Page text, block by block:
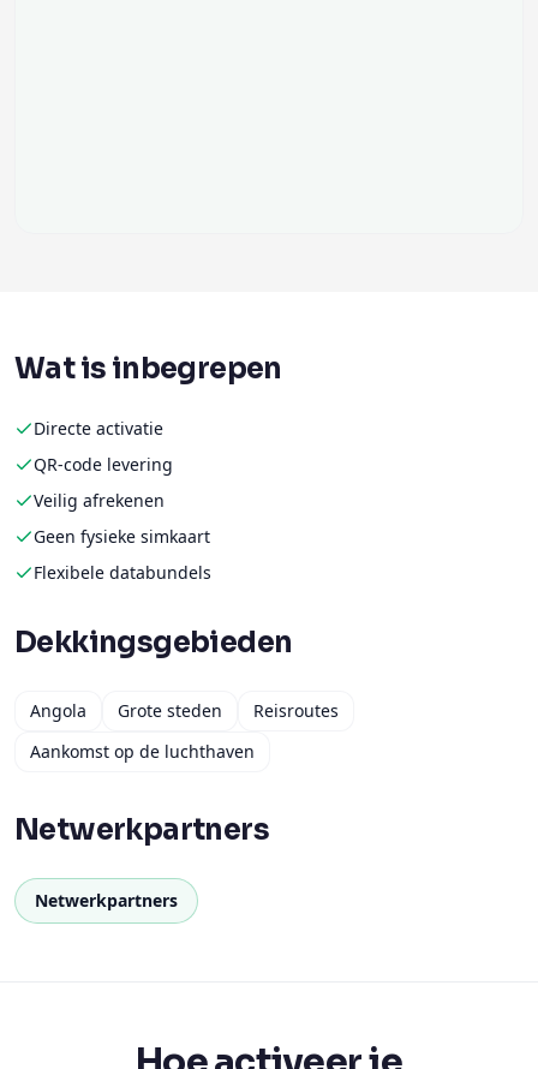
Wat is inbegrepen
Directe activatie
QR-code levering
Veilig afrekenen
Geen fysieke simkaart
Flexibele databundels
Dekkingsgebieden
Angola Grote steden
Reisroutes
Aankomst op de luchthaven
Netwerkpartners
Netwerkpartners